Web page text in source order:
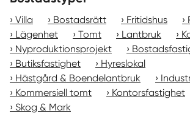
Villa Bostadsrätt Fritidshus
Lägenhet
Tomt Lantbruk
Nyproduktionsprojekt
Butiksfastighet
Hyreslokal
Hästgård & Boendelantbruk
Kommersiell tomt
Kontorsfastighet
Skog & Mark